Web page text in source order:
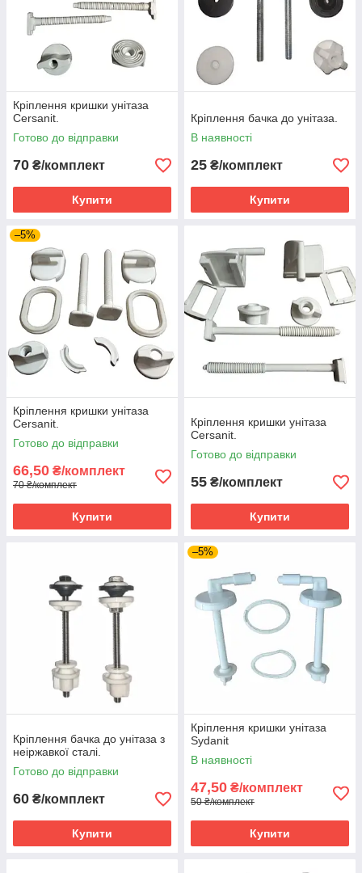
Кріплення кришки унітаза
Cersanit.
Готово до відправки
70 ₴/комплект
Купити
Кріплення бачка до унітаза.
В наявності
25 ₴/комплект
Купити
–5%
Кріплення кришки унітаза
Cersanit.
Готово до відправки
66,50 ₴/комплект
70 ₴/комплект
Купити
Кріплення кришки унітаза
Cersanit.
Готово до відправки
55 ₴/комплект
Купити
Кріплення бачка до унітаза з
неіржавкої сталі.
Готово до відправки
60 ₴/комплект
Купити
–5%
Кріплення кришки унітаза
Sydanit
В наявності
47,50 ₴/комплект
50 ₴/комплект
Купити